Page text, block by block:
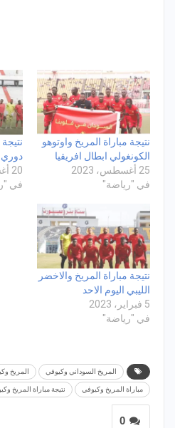
نتيجة مباراة المريخ واوتوهو
الكونغولي ابطال افريقيا
25 أغسطس، 2023
في "رياضة"
دوري
20 أغسطس، 2023
في
نتيجة مباراة المريخ والاخضر
الليبي اليوم الاحد
5 فبراير، 2023
في "رياضة"
المريخ السوداني وكيوفي المريخ
مباراة المريخ وكيوفي نتيجة مباراة المريخ
0